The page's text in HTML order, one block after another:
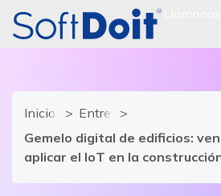
Inicio
Entrevistas al sector
Gemelo digital de edificios:
aplicar el IoT en la